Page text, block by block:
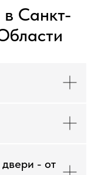
Санкт-
- от